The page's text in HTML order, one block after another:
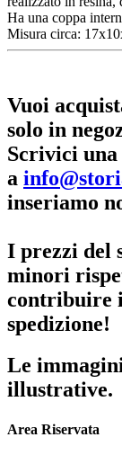
Ha una coppa
Misura circa:
Vuoi
solo in
Scrivici
a
inseriamo
I prezzi del
minori
contribuire
spedizione!
Le
illustrative.
Area Riservata